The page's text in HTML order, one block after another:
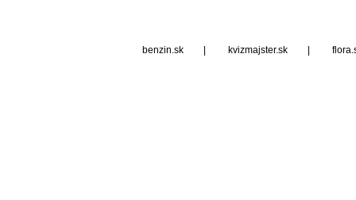
benzin.sk | kvizmajster.sk |